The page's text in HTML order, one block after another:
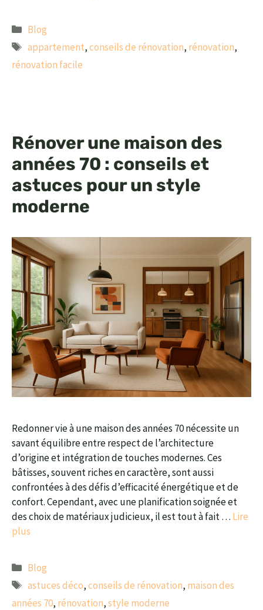
Catégories
Blog
Étiquettes
appartement,conseils de rénovation, rénovation,
rénovation facile
Rénover une maison des
années 70 : conseils et
astuces pour un style
moderne
Redonner vie à une maison des années 70 nécessite un
savant équilibre entre respect de l’architecture
d’origine et intégration de touches modernes. Ces
bâtisses, souvent riches en caractère, sont aussi
confrontées à des défis d’efficacité énergétique et de
confort. Cependant, avec une planification soignée et
des choix de matériaux judicieux, il est tout à fait … Lire
plus
Catégories
Blog
Étiquettes
astuces déco,conseils de rénovation, maison des
années 70, rénovation,style moderne